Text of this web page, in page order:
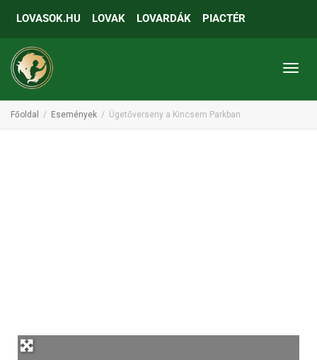
LOVASOK.HU LOVAK LOVARDÁK PIACTÉR
Főoldal Események Ügetőverseny a Kincsem Parkban